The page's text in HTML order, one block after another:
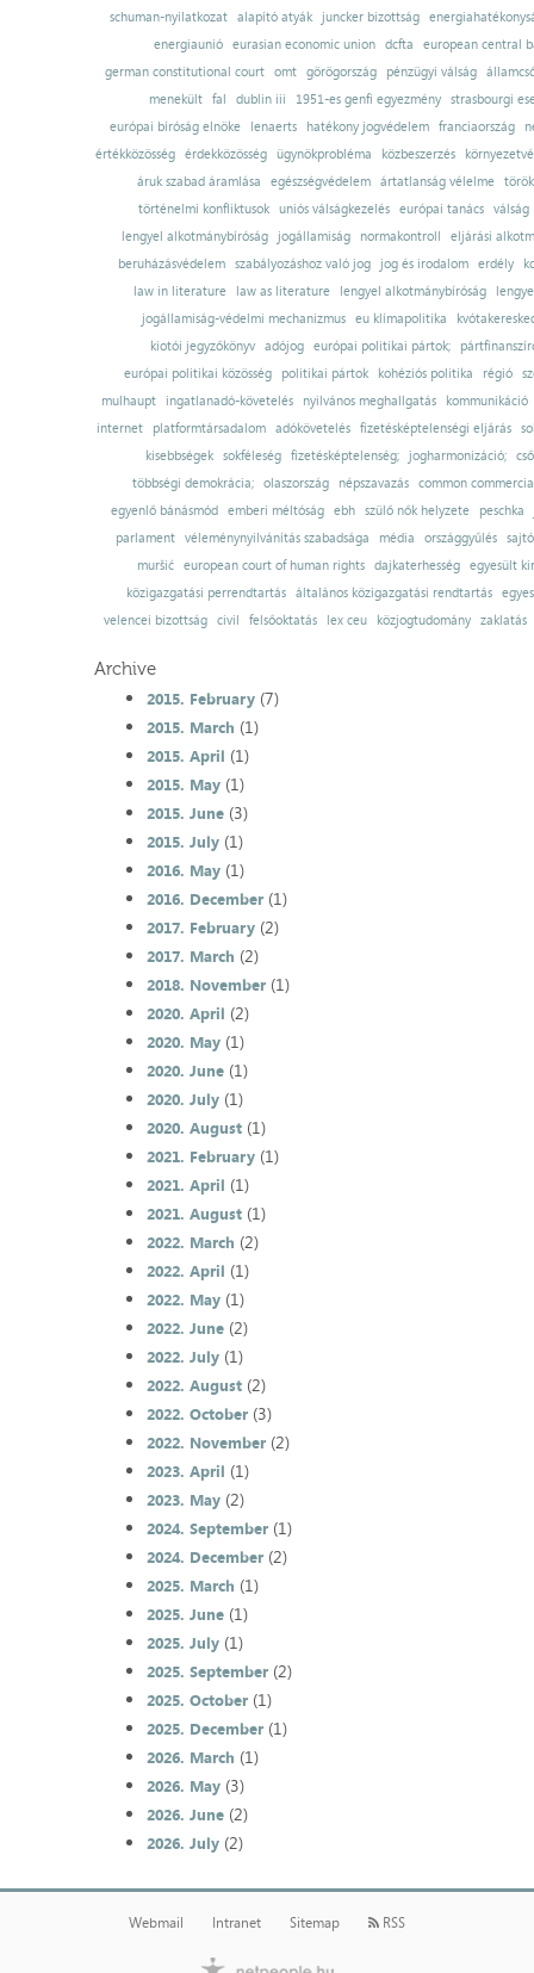
schuman-nyilatkozat alapító atyák juncker bizottság
energiaunió eurasian economic union dcfta
european central
german constitutional court
omt görögország pénzügyi válság
menekült
fal dublin iii 1951-es genfi egyezmény
strasbourgi
európai bíróság elnöke
lenaerts hatékony jogvédelem franciaország
értékközösség
érdekközösség ügynökprobléma közbeszerzés
áruk szabad áramlása
egészségvédelem ártatlanság vélelme
történelmi konfliktusok uniós válságkezelés európai tanács válság
lengyel alkotmánybíróság
jogállamiság normakontroll
eljárási
beruházásvédelem
szabályozáshoz való jog jog és irodalom erdély
law in literature
law as literature lengyel alkotmánybíróság
jogállamiság-védelmi mechanizmus
eu klímapolitika
kiotói jegyzőkönyv adójog európai politikai pártok;
európai politikai közösség
politikai pártok kohéziós politika régió
mulhaupt
ingatlanadó-követelés nyilvános meghallgatás
kommunikáció
internet
platformtársadalom adókövetelés fizetésképtelenségi eljárás
kisebbségek sokféleség fizetésképtelenség; jogharmonizáció;
többségi demokrácia; olaszország népszavazás common
egyenlő bánásmód emberi méltóság ebh szülő nők helyzete
peschka
parlament
véleménynyilvánítás szabadsága média országgyűlés
muršić
european court of human rights dajkaterhesség
egyesült
közigazgatási perrendtartás
általános közigazgatási rendtartás
velencei bizottság
civil felsőoktatás lex ceu közjogtudomány zaklatás
Archive
2015. February(7)
2015. March (1)
2015. April (1)
2015. May(1)
2015. June(3)
2015. July(1)
2016. May(1)
2016. December(1)
2017. February(2)
2017. March (2)
2018. November(1)
2020. April (2)
2020. May(1)
2020. June(1)
2020. July(1)
2020. August(1)
2021. February(1)
2021. April (1)
2021. August(1)
2022. March (2)
2022. April (1)
2022. May(1)
2022. June(2)
2022. July(1)
2022. August(2)
2022. October(3)
2022. November(2)
2023. April (1)
2023. May(2)
2024. September(1)
2024. December(2)
2025. March (1)
2025. June(1)
2025. July(1)
2025. September(2)
2025. October(1)
2025. December(1)
2026. March (1)
2026. May(3)
2026. June(2)
2026. July(2)
Webmail Intranet Sitemap RSS